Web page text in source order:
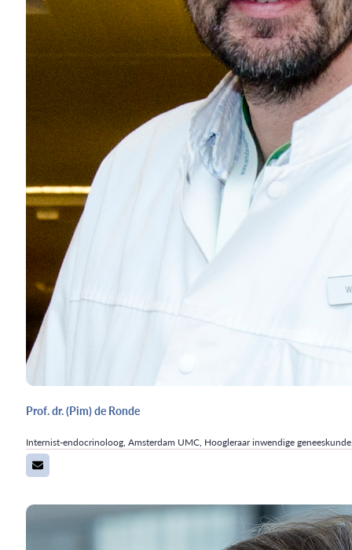
Prof. dr. (Pim) de Ronde
Internist-endocrinoloog, Amsterdam UMC, Hoogleraar inwendige